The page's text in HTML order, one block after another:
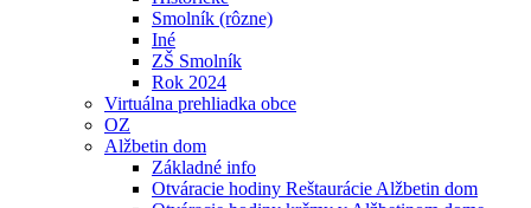
Smolník (rôzne)
Iné
ZŠ Smolník
Rok 2024
Virtuálna prehliadka obce
OZ
Alžbetin dom
Základné info
Otváracie hodiny Reštaurácie Alžbetin dom